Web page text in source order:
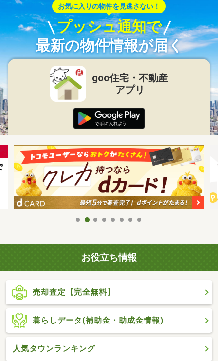
お気に入りの物件を見逃さない！
プッシュ通知で
最新の物件情報が届く
goo住宅・不動産
アプリ
お役立ち情報
売却査定【完全無料】
暮らしデータ(補助金・助成金情報)
人気タウンランキング